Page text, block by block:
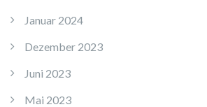
Januar 2024
Dezember 2023
Juni 2023
Mai 2023